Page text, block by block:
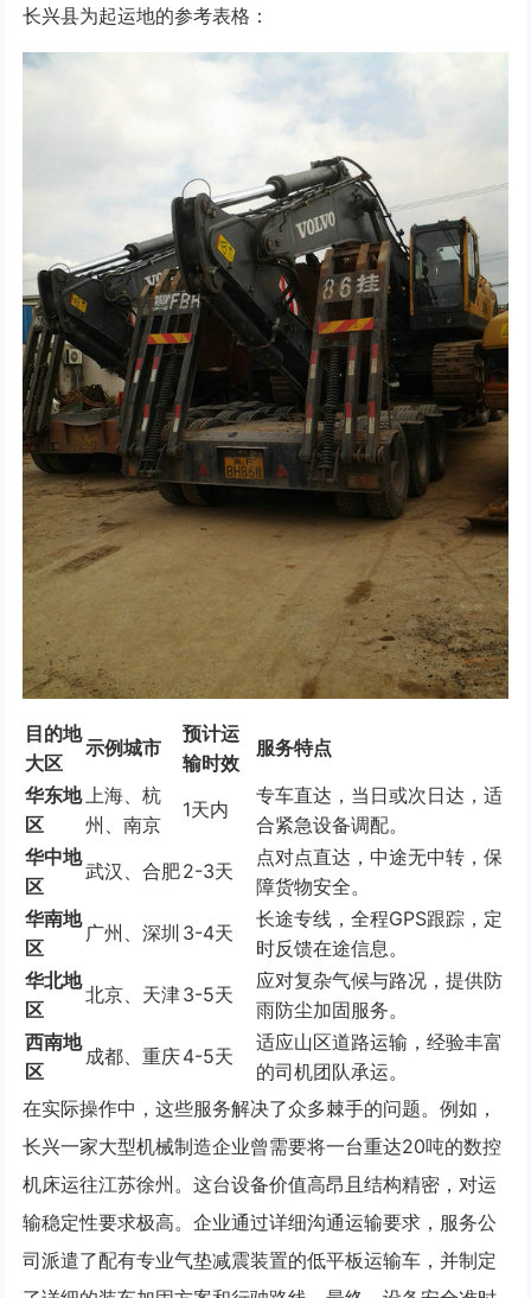
长兴县为起运地的参考表格：
目的地
大区
示例城市
预计运
输时效
服务特点
华东地
区
上海、杭
州、南京
1天内
专车直达，当日或次日达，适
合紧急设备调配。
华中地
区
武汉、合肥2-3天
点对点直达，中途无中转，保
障货物安全。
华南地
区
广州、深圳 3-4天
长途专线，全程GPS跟踪，定
时反馈在途信息。
华北地
区
北京、天津3-5天
应对复杂气候与路况，提供防
雨防尘加固服务。
西南地
区
成都、重庆4-5天
适应山区道路运输，经验丰富
的司机团队承运。
在实际操作中，这些服务解决了众多棘手的问题。例如，
长兴一家大型机械制造企业曾需要将一台重达20吨的数控
机床运往江苏徐州。这台设备价值高昂且结构精密，对运
输稳定性要求极高。企业通过详细沟通运输要求，服务公
司派遣了配有专业气垫减震装置的低平板运输车，并制定